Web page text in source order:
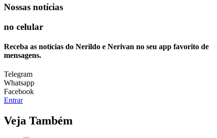
Nossas notícias
no celular
Receba as notícias do Nerildo e Nerivan no seu app favorito de
mensagens.
Telegram
Whatsapp
Facebook
Entrar
Veja Também